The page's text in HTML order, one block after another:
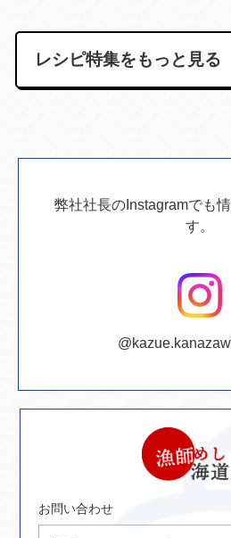
レシピ特集をもっと見る
弊社社長のInstagramでも
す。
お問い合わせ